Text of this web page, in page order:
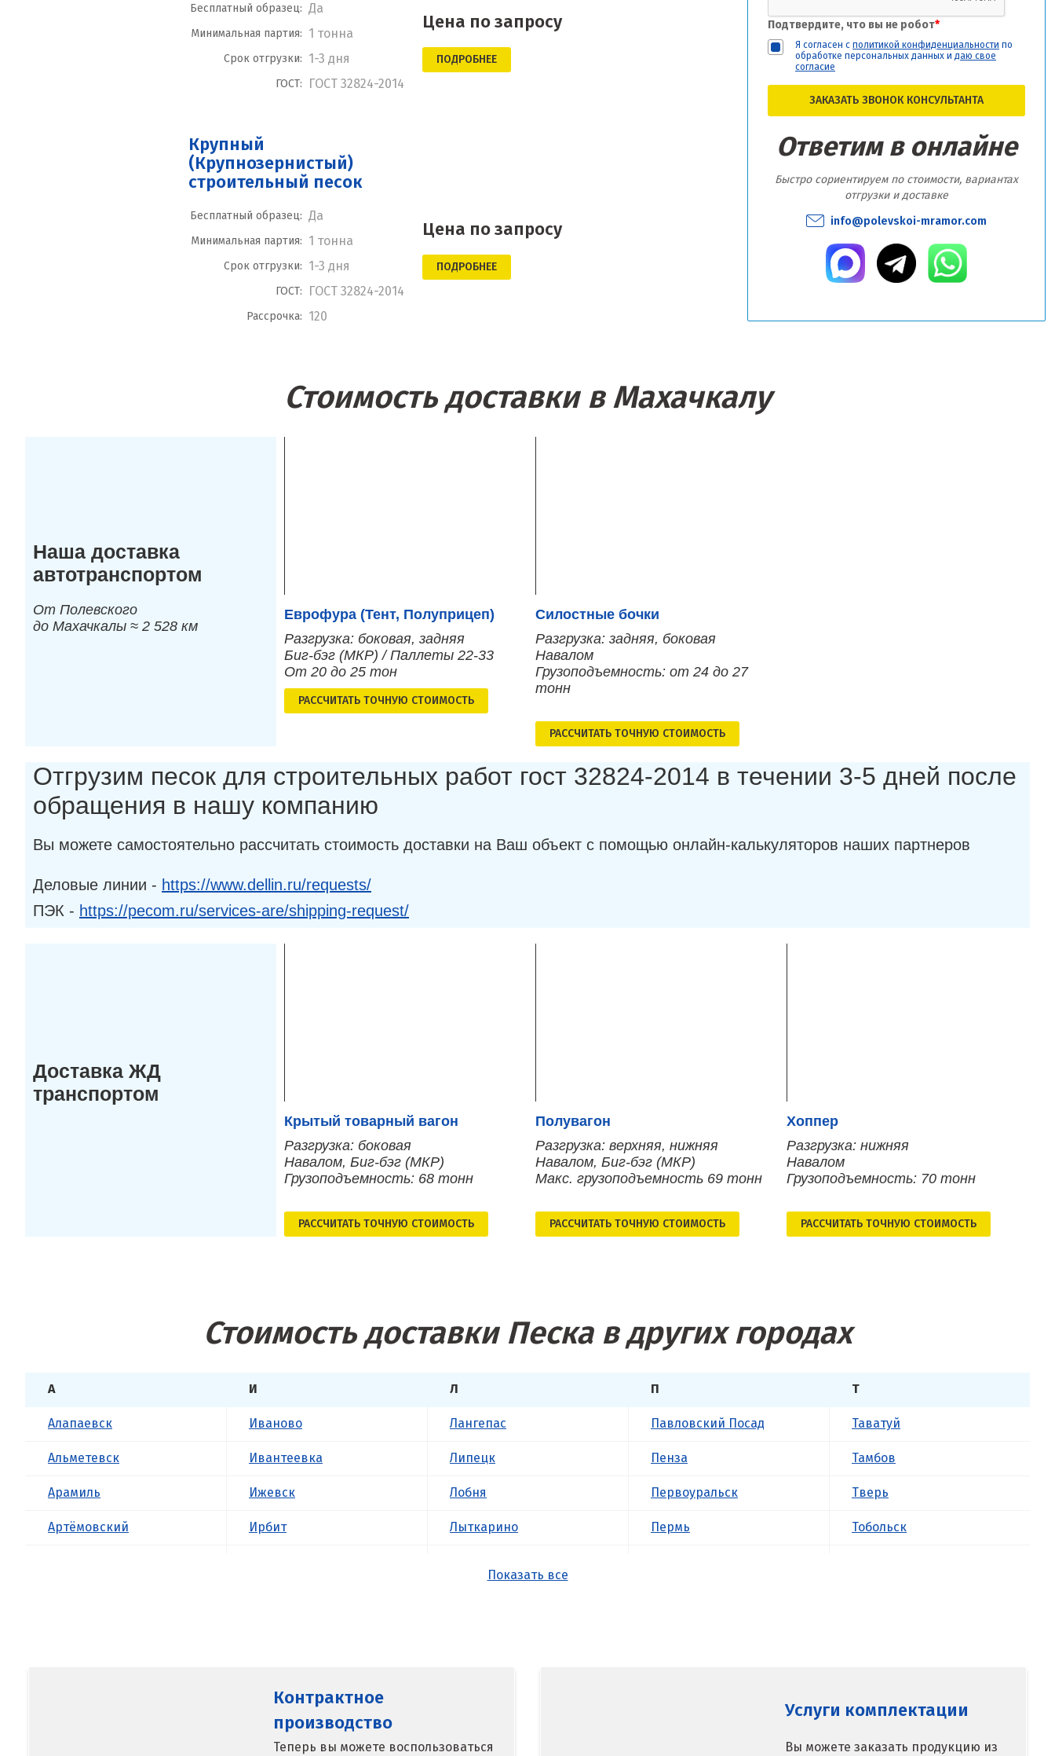
Подтвердите, что вы не робот*
Я согласен с политикой конфиденциальности по
обработке персональных данных и даю свое
согласие
ЗАКАЗАТЬ ЗВОНОК КОНСУЛЬТАНТА
Ответим в онлайне
Быстро сориентируем по стоимости, вариантах
отгрузки и доставке
info@polevskoi-mramor.com
Бесплатный образец: Да
Минимальная партия: 1 тонна
Срок отгрузки: 1-3 дня
ГОСТ: ГОСТ 32824-2014
Цена по запросу
ПОДРОБНЕЕ
Крупный
(Крупнозернистый)
строительный песок
Бесплатный образец: Да
Минимальная партия: 1 тонна
Срок отгрузки: 1-3 дня
ГОСТ: ГОСТ 32824-2014
Рассрочка: 120
Цена по запросу
ПОДРОБНЕЕ
Стоимость доставки в Махачкалу
Наша доставка
автотранспортом
От Полевского
до Махачкалы ≈ 2 528 км
Еврофура (Тент, Полуприцеп)
Разгрузка: боковая, задняя
Биг-бэг (МКР) / Паллеты 22-33
От 20 до 25 тон
РАСCЧИТАТЬ ТОЧНУЮ СТОИМОСТЬ
Силостные бочки
Разгрузка: задняя, боковая
Навалом
Грузоподъемность: от 24 до 27
тонн
РАСCЧИТАТЬ ТОЧНУЮ СТОИМОСТЬ
Отгрузим песок для строительных работ гост 32824-2014 в течении 3-5 дней после
обращения в нашу компанию
Вы можете самостоятельно рассчитать стоимость доставки на Ваш объект с помощью онлайн-калькуляторов наших партнеров
Деловые линии - https://www.dellin.ru/requests/
ПЭК - https://pecom.ru/services-are/shipping-request/
Доставка ЖД
транспортом
Крытый товарный вагон
Разгрузка: боковая
Навалом, Биг-бэг (МКР)
Грузоподъемность: 68 тонн
РАСCЧИТАТЬ ТОЧНУЮ СТОИМОСТЬ
Полувагон
Разгрузка: верхняя, нижняя
Навалом, Биг-бэг (МКР)
Макс. грузоподъемность 69 тонн
РАСCЧИТАТЬ ТОЧНУЮ СТОИМОСТЬ
Хоппер
Разгрузка: нижняя
Навалом
Грузоподъемность: 70 тонн
РАСCЧИТАТЬ ТОЧНУЮ СТОИМОСТЬ
Стоимость доставки Песка в других городах
А
Алапаевск
Альметевск
Арамиль
Артёмовский
И
Иваново
Ивантеевка
Ижевск
Ирбит
Калининград
Калуга
Л
Лангепас
Липецк
Лобня
Лыткарино
П
Павловский Посад
Пенза
Первоуральск
Пермь
Т
Таватуй
Тамбов
Тверь
Тобольск
Показать все
Контрактное
производство
Теперь вы можете воспользоваться
Услуги комплектации
Вы можете заказать продукцию из